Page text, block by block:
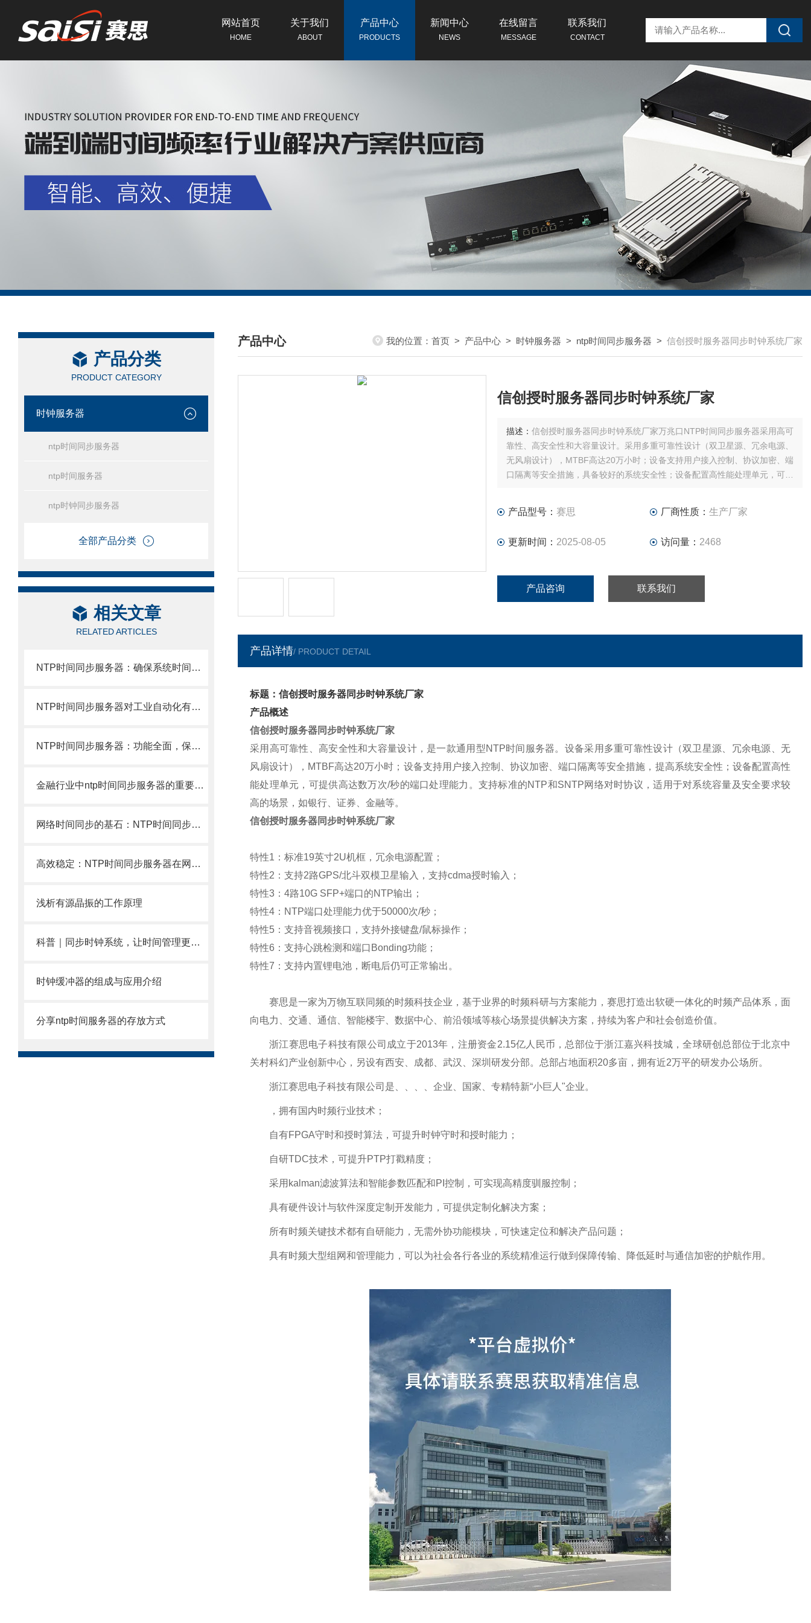
网站首页
HOME
关于我们
ABOUT
产品中心
PRODUCTS
新闻中心
NEWS
在线留言
MESSAGE
联系我们
CONTACT
产品分类
PRODUCT CATEGORY
时钟服务器
ntp时间同步服务器
ntp时间服务器
ntp时钟同步服务器
全部产品分类
相关文章
RELATED ARTICLES
NTP时间同步服务器：确保系统时间一致性的关键
NTP时间同步服务器对工业自动化有多重要？
NTP时间同步服务器：功能全面，保障网络稳定运行
金融行业中ntp时间同步服务器的重要应用
网络时间同步的基石：NTP时间同步服务器的重要性与应用场景
高效稳定：NTP时间同步服务器在网络系统中的作用与价值
浅析有源晶振的工作原理
科普｜同步时钟系统，让时间管理更精确！
时钟缓冲器的组成与应用介绍
分享ntp时间服务器的存放方式
产品中心
/ PRODUCTS CENTER
我的位置： 首页 > 产品中心 > 时钟服务器 > ntp时间同步服务器 > 信创授时服务器同步时钟系统厂家
信创授时服务器同步时钟系统厂家
描述： 信创授时服务器同步时钟系统厂家万兆口NTP时间同步服务器采用高可
靠性、高安全性和大容量设计。采用多重可靠性设计（双卫星源、冗余电源、
无风扇设计），MTBF高达20万小时；设备支持用户接入控制、协议加密、端
口隔离等安全措施，具备较好的系统安全性；设备配置高性能处理单元，可提
产品型号： 赛思 厂商性质： 生产厂家
更新时间： 2025-08-05 访问量： 2468
产品咨询 联系我们
产品详情/ PRODUCT DETAIL
标题：信创授时服务器同步时钟系统厂家
产品概述
信创授时服务器同步时钟系统厂家
采用高可靠性、高安全性和大容量设计，是一款通用型NTP时间服务器。设备采用多重可靠性设计（双卫星源、冗余电源、无
风扇设计），MTBF高达20万小时；设备支持用户接入控制、协议加密、端口隔离等安全措施，提高系统安全性；设备配置高性
能处理单元，可提供高达数万次/秒的端口处理能力。支持标准的NTP和SNTP网络对时协议，适用于对系统容量及安全要求较
高的场景，如银行、证券、金融等。
信创授时服务器同步时钟系统厂家
特性1：标准19英寸2U机框，冗余电源配置；
特性2：支持2路GPS/北斗双模卫星输入，支持cdma授时输入；
特性3：4路10G SFP+端口的NTP输出；
特性4：NTP端口处理能力优于50000次/秒；
特性5：支持音视频接口，支持外接键盘/鼠标操作；
特性6：支持心跳检测和端口Bonding功能；
特性7：支持内置锂电池，断电后仍可正常输出。
赛思是一家为万物互联同频的时频科技企业，基于业界的时频科研与方案能力，赛思打造出软硬一体化的时频产品体系，面
向电力、交通、通信、智能楼宇、数据中心、前沿领域等核心场景提供解决方案，持续为客户和社会创造价值。
浙江赛思电子科技有限公司成立于2013年，注册资金2.15亿人民币，总部位于浙江嘉兴科技城，全球研创总部位于北京中
关村科幻产业创新中心，另设有西安、成都、武汉、深圳研发分部。总部占地面积20多亩，拥有近2万平的研发办公场所。
浙江赛思电子科技有限公司是、、、、企业、国家、专精特新“小巨人"企业。
，拥有国内时频行业技术；
自有FPGA守时和授时算法，可提升时钟守时和授时能力；
自研TDC技术，可提升PTP打戳精度；
采用kalman滤波算法和智能参数匹配和PI控制，可实现高精度驯服控制；
具有硬件设计与软件深度定制开发能力，可提供定制化解决方案；
所有时频关键技术都有自研能力，无需外协功能模块，可快速定位和解决产品问题；
具有时频大型组网和管理能力，可以为社会各行各业的系统精准运行做到保障传输、降低延时与通信加密的护航作用。